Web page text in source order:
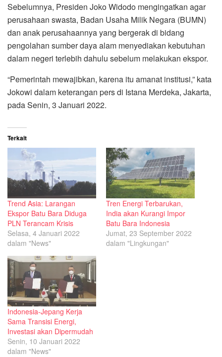
Sebelumnya, Presiden Joko Widodo mengingatkan agar
perusahaan swasta, Badan Usaha Milik Negara (BUMN)
dan anak perusahaannya yang bergerak di bidang
pengolahan sumber daya alam menyediakan kebutuhan
dalam negeri terlebih dahulu sebelum melakukan ekspor.
“Pemerintah mewajibkan, karena itu amanat institusi,” kata
Jokowi dalam keterangan pers di Istana Merdeka, Jakarta,
pada Senin, 3 Januari 2022.
Terkait
Trend Asia: Larangan
Ekspor Batu Bara Diduga
PLN Terancam Krisis
Selasa, 4 Januari 2022
dalam "News"
Tren Energi Terbarukan,
India akan Kurangi Impor
Batu Bara Indonesia
Jumat, 23 September 2022
dalam "Lingkungan"
Indonesia-Jepang Kerja
Sama Transisi Energi,
Investasi akan Dipermudah
Senin, 10 Januari 2022
dalam "News"